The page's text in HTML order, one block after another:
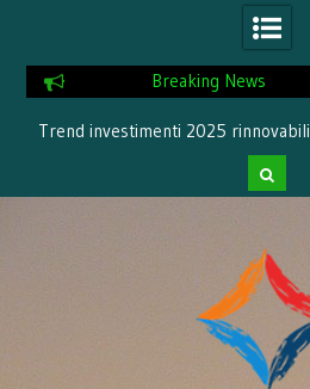
Breaking News
Trend investimenti 2025 rinnovabili